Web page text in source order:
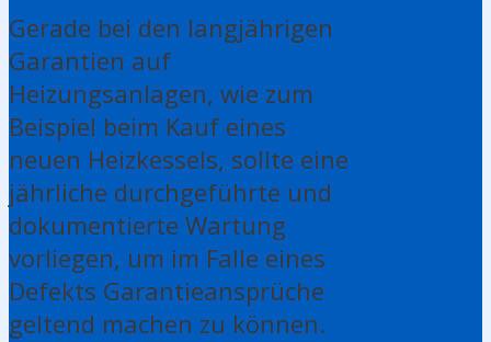
Gerade bei den langjährigen
Garantien auf
Heizungsanlagen, wie zum
Beispiel beim Kauf eines
neuen Heizkessels, sollte eine
jährliche durchgeführte und
dokumentierte Wartung
vorliegen, um im Falle eines
Defekts Garantieansprüche
geltend machen zu können.